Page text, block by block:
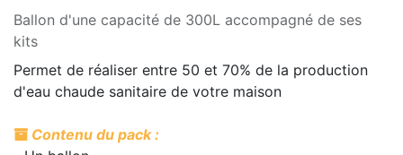
Ballon d'une capacité de 300L accompagné de ses
kits
Permet de réaliser entre 50 et 70% de la production
d'eau chaude sanitaire de votre maison
Contenu du pack :